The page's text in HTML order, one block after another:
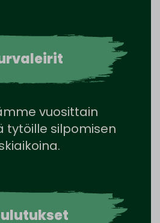
vuosittain
tytöille silpomisen